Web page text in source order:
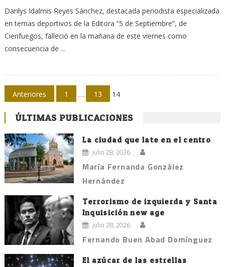
Darilys Idalmis Reyes Sánchez, destacada periodista especializada
en temas deportivos de la Editora “5 de Septiembre”, de
Cienfuegos, falleció en la mañana de este viernes como
consecuencia de ...
Navegación
de
entradas
Anteriores 1 … 13 14
ÚLTIMAS PUBLICACIONES
La ciudad que late en el centro
julio 28, 2026
María Fernanda González
Hernández
Terrorismo de izquierda y Santa
Inquisición new age
julio 28, 2026
Fernando Buen Abad Domínguez
El azúcar de las estrellas